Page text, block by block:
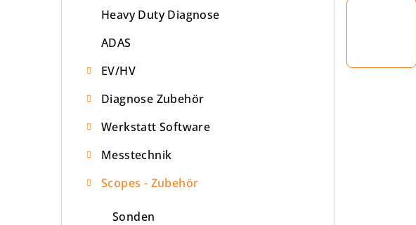
Heavy Duty Diagnose
ADAS
EV/HV
Diagnose Zubehör
Werkstatt Software
Messtechnik
Scopes - Zubehör
Sonden